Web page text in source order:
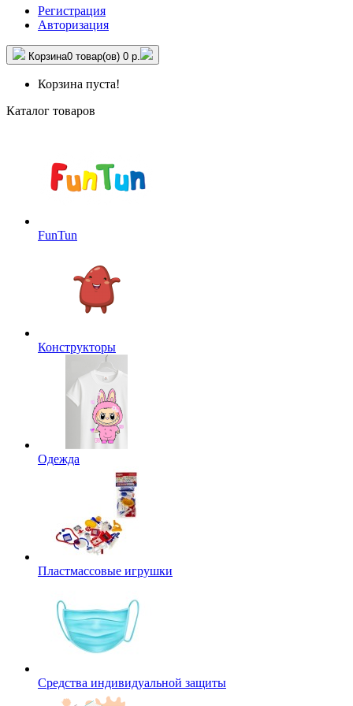
Регистрация
Авторизация
Корзина0 товар(ов) 0 р.
Корзина пуста!
Каталог товаров
FunTun
Конструкторы
Одежда
Пластмассовые игрушки
Средства индивидуальной защиты